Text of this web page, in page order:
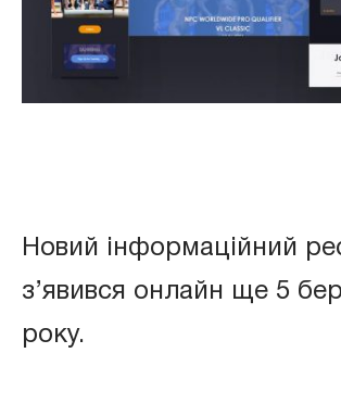
Новий інформаційний
з’явився онлайн ще 5
року.